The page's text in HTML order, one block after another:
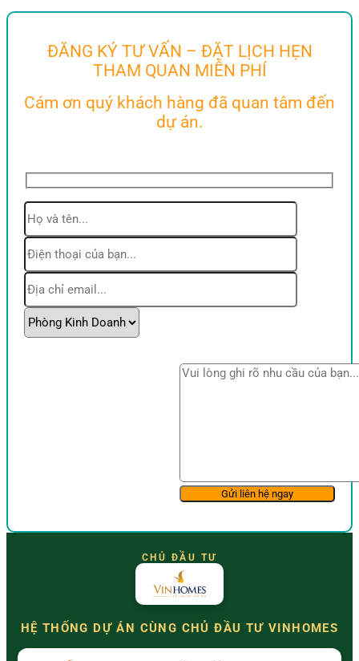
ĐĂNG KÝ TƯ VẤN – ĐẶT LỊCH HẸN
THAM QUAN MIỄN PHÍ
Cám ơn quý khách hàng đã quan tâm đến
dự án.
CHỦ ĐẦU TƯ
HỆ THỐNG DỰ ÁN CÙNG CHỦ ĐẦU TƯ VINHOMES